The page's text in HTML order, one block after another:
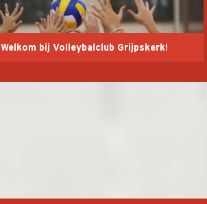
Welkom bij Volleybalclub Grijpskerk!